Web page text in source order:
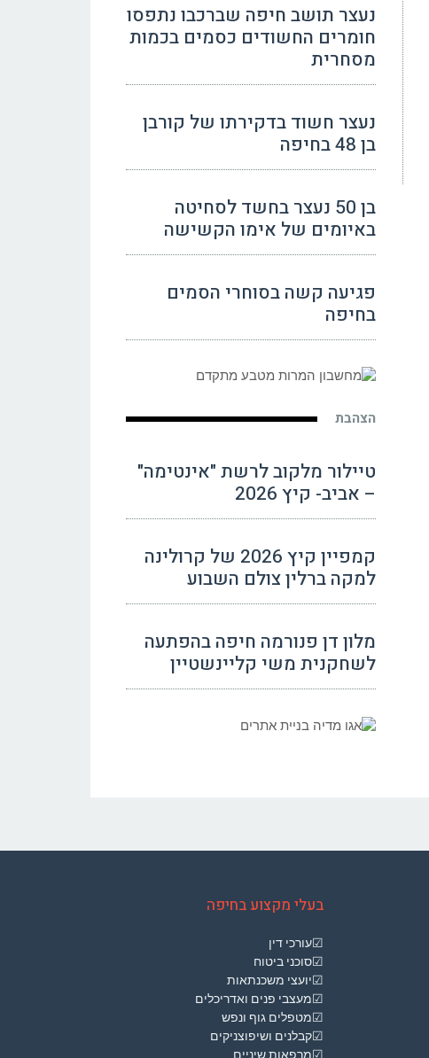
נעצר תושב חיפה שברכבו נתפסו
חומרים החשודים כסמים בכמות
מסחרית
נעצר חשוד בדקירתו של קורבן
בן 48 בחיפה
בן 50 נעצר בחשד לסחיטה
באיומים של אימו הקשישה
פגיעה קשה בסוחרי הסמים
בחיפה
הצהבת
טיילור מלקוב לרשת "אינטימה"
– אביב- קיץ 2026
קמפיין קיץ 2026 של קרולינה
למקה ברלין צולם השבוע
מלון דן פנורמה חיפה בהפתעה
לשחקנית משי קליינשטיין
בעלי מקצוע בחיפה
☑עורכי דין
☑סוכני ביטוח
☑יועצי משכנתאות
☑מעצבי פנים ואדריכלים
☑מטפלים גוף ונפש
☑קבלנים ושיפוצניקים
☑מרפאות שיניים